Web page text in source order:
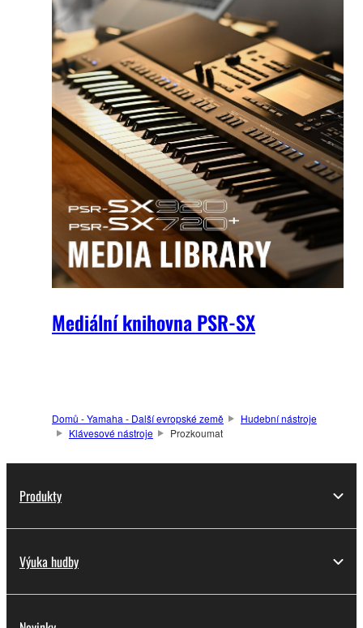
Mediální knihovna PSR-SX
Domů - Yamaha - Další evropské země
Hudební nástroje
Klávesové nástroje
Prozkoumat
Produkty
Výuka hudby